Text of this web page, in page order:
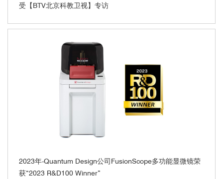
受【BTV北京科教卫视】专访
2023年-Quantum Design公司FusionScope多功能显微镜荣
获“2023 R&D100 Winner”